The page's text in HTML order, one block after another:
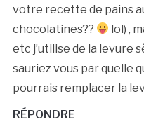
votre recette de pains
chocolatines??
lol) ,
etc j’utilise de la levure
sauriez vous par quelle
pourrais remplacer la
RÉPONDRE